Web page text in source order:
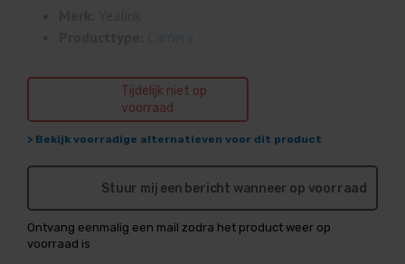
Tijdelijk niet op
voorraad
> Bekijk voorradige alternatieven voor dit product
Stuur mij een bericht wanneer op voorraad
Ontvang eenmalig een mail zodra het product weer op
voorraad is